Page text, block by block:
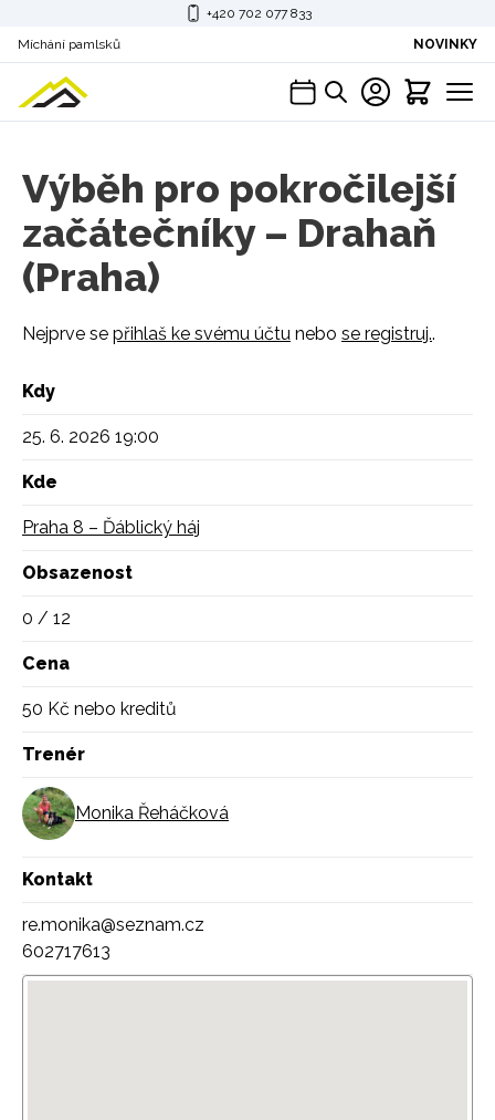
+420 702 077 833
Míchání pamlsků
NOVINKY
Výběh pro pokročilejší
začátečníky – Drahaň
(Praha)
Nejprve se přihlaš ke svému účtu nebo se registruj..
Kdy
25. 6. 2026 19:00
Kde
Praha 8 –⁠ Ďáblický háj
Obsazenost
0 / 12
Cena
50 Kč nebo kreditů
Trenér
Monika Řeháčková
Kontakt
re.monika@seznam.cz
602717613